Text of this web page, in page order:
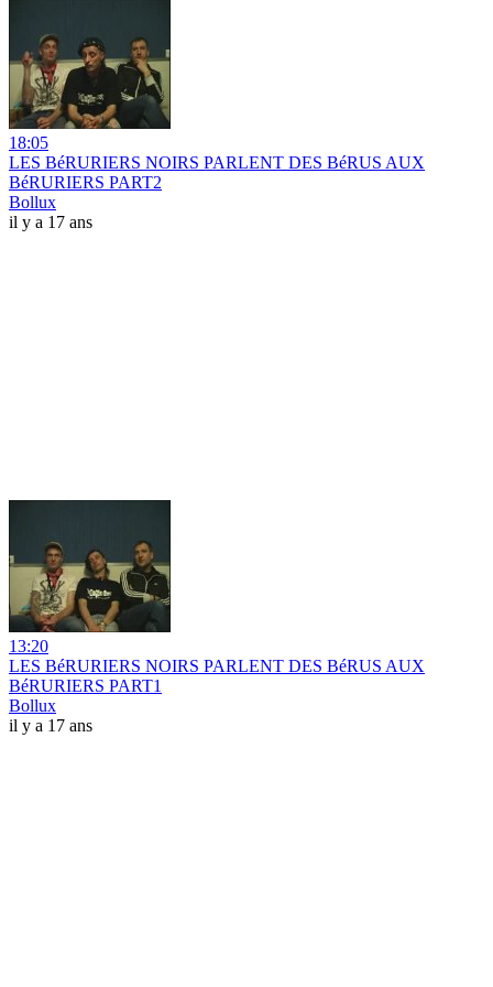
18:05
LES BéRURIERS NOIRS PARLENT DES BéRUS AUX
BéRURIERS PART2
Bollux
il y a 17 ans
13:20
LES BéRURIERS NOIRS PARLENT DES BéRUS AUX
BéRURIERS PART1
Bollux
il y a 17 ans